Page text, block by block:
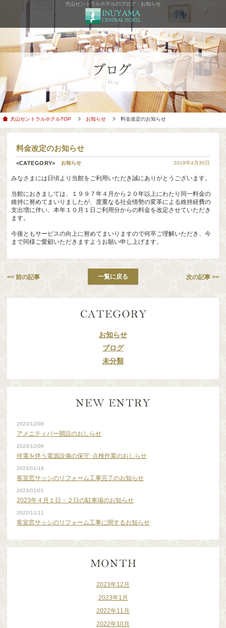
犬山セントラルホテルのブログ・お知らせ
犬山セントラルホテルTOP お知らせ 料金改定のお知らせ
料金改定のお知らせ
お知らせ 2019年4月30日
みなさまには日頃より当館をご利用いただき誠にありがとうございます。
当館におきましては、１９９７年４月から２０年以上にわたり同一料金の
維持に努めてまいりましたが、度重なる社会情勢の変革による維持経費の
支出増に伴い、本年１０月１日ご利用分からの料金を改定させていただき
ます。
今後ともサービスの向上に努めてまいりますので何卒ご理解いただき、今
まで同様ご愛顧いただきますようお願い申し上げます。
<< 前の記事 次の記事 >>
一覧に戻る
お知らせ
ブログ
未分類
2023/12/08
アメニティバー開設のおしらせ
2023/12/06
停電を伴う電源設備の保守･点検作業のおしらせ
2023/01/16
客室窓サッシのリフォーム工事完了のお知らせ
2023/01/01
2023年４月１日・２日の駐車場のお知らせ
2022/11/11
客室窓サッシのリフォーム工事に関するお知らせ
2023年12月
2023年1月
2022年11月
2022年10月